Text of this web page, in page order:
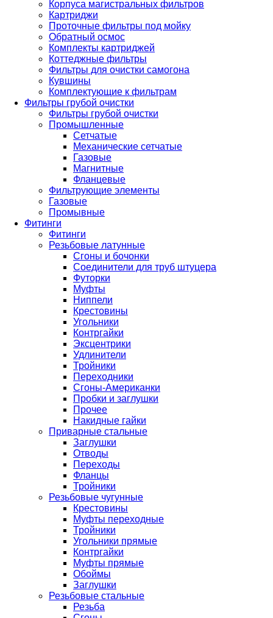
Корпуса магистральных фильтров
Картриджи
Проточные фильтры под мойку
Обратный осмос
Комплекты картриджей
Коттеджные фильтры
Фильтры для очистки самогона
Кувшины
Комплектующие к фильтрам
Фильтры грубой очистки
Фильтры грубой очистки
Промышленные
Сетчатые
Механические сетчатые
Газовые
Магнитные
Фланцевые
Фильтрующие элементы
Газовые
Промывные
Фитинги
Фитинги
Резьбовые латунные
Сгоны и бочонки
Соединители для труб штуцера
Футорки
Муфты
Ниппели
Крестовины
Угольники
Контргайки
Эксцентрики
Удлинители
Тройники
Переходники
Сгоны-Американки
Пробки и заглушки
Прочее
Накидные гайки
Приварные стальные
Заглушки
Отводы
Переходы
Фланцы
Тройники
Резьбовые чугунные
Крестовины
Муфты переходные
Тройники
Угольники прямые
Контргайки
Муфты прямые
Обоймы
Заглушки
Резьбовые стальные
Резьба